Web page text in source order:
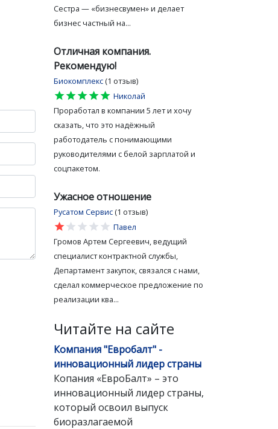
Сестра — «бизнесвумен» и делает
бизнес частный на...
Отличная компания.
Рекомендую!
Биокомплекс (1 отзыв)
star
star
star
star
star
Николай
Проработал в компании 5 лет и хочу
сказать, что это надёжный
работодатель с понимающими
руководителями с белой зарплатой и
соцпакетом.
Ужасное отношение
Русатом Сервис (1 отзыв)
star
star
star
star
star
Павел
Громов Артем Сергеевич, ведущий
специалист контрактной службы,
Департамент закупок, связался с нами,
сделал коммерческое предложение по
реализации ква...
Читайте на сайте
Компания "Евробалт" -
инновационный лидер страны
Копания «ЕвроБалт» – это
инновационный лидер страны,
который освоил выпуск
биоразлагаемой